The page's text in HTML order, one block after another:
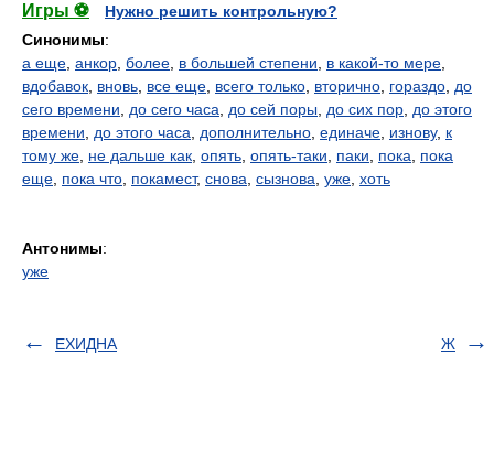
Игры ⚽
Нужно решить контрольную?
Синонимы:
а еще анкор более в большей степени в какой-то мере
вдобавок вновь все еще всего только вторично гораздо до
сего времени
до сего часа до сей поры до сих пор до этого
времени
до этого часа дополнительно единаче изнову, к
тому же не дальше как опять опять-таки паки пока
пока
еще пока что покамест, снова сызнова уже хоть
Антонимы:
уже
ЕХИДНА Ж